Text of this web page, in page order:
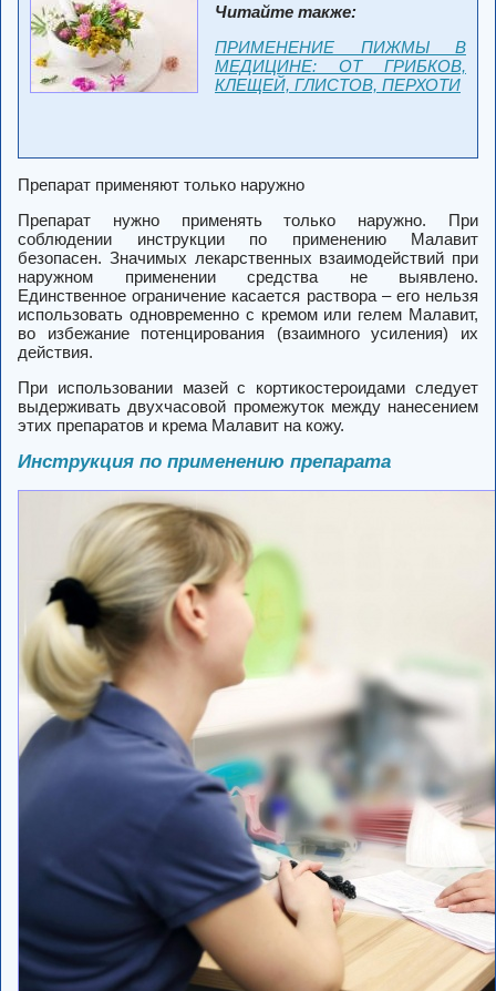
Читайте также:
ПРИМЕНЕНИЕ ПИЖМЫ В
МЕДИЦИНЕ: ОТ ГРИБКОВ,
КЛЕЩЕЙ, ГЛИСТОВ, ПЕРХОТИ
Препарат применяют только наружно
Препарат нужно применять только наружно. При
соблюдении инструкции по применению Малавит
безопасен. Значимых лекарственных взаимодействий при
наружном применении средства не выявлено.
Единственное ограничение касается раствора – его нельзя
использовать одновременно с кремом или гелем Малавит,
во избежание потенцирования (взаимного усиления) их
действия.
При использовании мазей с кортикостероидами следует
выдерживать двухчасовой промежуток между нанесением
этих препаратов и крема Малавит на кожу.
Инструкция по применению препарата